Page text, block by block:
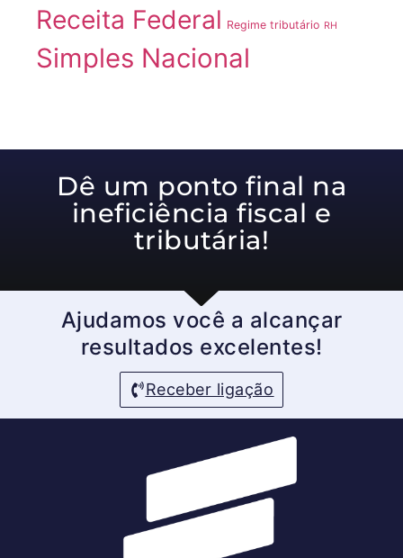
Receita Federal Regime tributário RH
Simples Nacional
Dê um ponto final na
ineficiência fiscal e
tributária!
Ajudamos você a alcançar
resultados excelentes!
Receber ligação